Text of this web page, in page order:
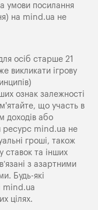
умови посилання
на mind.ua не
осіб старше 21
викликати ігрову
ознак залежності
що участь в
доходів або
ресурс mind.ua не
гроші, також
ставок та інших
з азартними
Будь-які
mind.ua
цілях.